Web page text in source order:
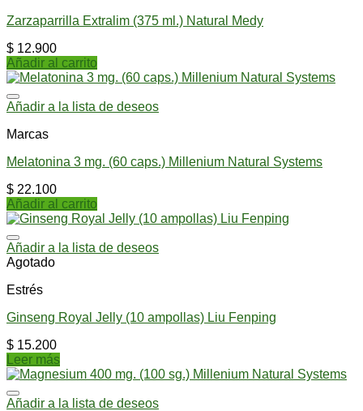
Zarzaparrilla Extralim (375 ml.) Natural Medy
$ 12.900
Añadir al carrito
Añadir a la lista de deseos
Marcas
Melatonina 3 mg. (60 caps.) Millenium Natural Systems
$ 22.100
Añadir al carrito
Añadir a la lista de deseos
Agotado
Estrés
Ginseng Royal Jelly (10 ampollas) Liu Fenping
$ 15.200
Leer más
Añadir a la lista de deseos